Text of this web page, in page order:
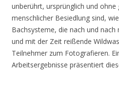
unberührt, ursprünglich und ohne
menschlicher Besiedlung sind,
Bachsysteme, die nach und
und mit der Zeit reißende
Teilnehmer zum Fotografieren.
Arbeitsergebnisse präsentiert